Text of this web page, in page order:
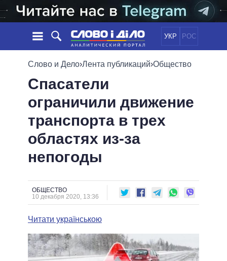
УКР РОС
НОВОСТИ
ЛЕНТА
СОБЫТИЯ
СТАТЬИ
МНЕНИЯ
ОБЗОРЫ
ДАЙДЖЕСТЫ
ЭКОНОМИКА
ОБЩЕСТВО
ОБЕЩАНИЯ
ПОЛИТИКИ
ВСЕ ПОЛИТИКИ
ПРЕЗИДЕНТ И ОФИС
ВЕРХОВНАЯ РАДА
ГЛАВЫ ОБЛАДМИНИСТРАЦИЙ
МЭРЫ
ВСЕ ПЕРСОНЫ
ИНФОГРАФИКА
ВИДЕО
СРАВНЕНИЕ ПОЛИТИКОВ
Слово и Дело›Лента публикаций›Общество
Спасатели
ограничили движение
транспорта в трех
областях из-за
непогоды
ОБЩЕСТВО
10 декабря 2020, 13:36
Читати українською